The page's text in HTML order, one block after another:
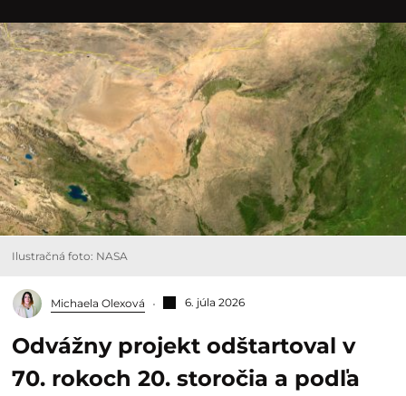
Ilustračná foto: NASA
Michaela Olexová 6. júla 2026
Odvážny projekt odštartoval v
70. rokoch 20. storočia a podľa